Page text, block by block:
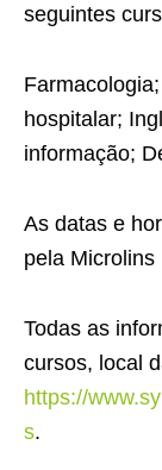
seguintes
hospitalar;
informação;
As datas e
pela
Todas as
cursos, local
https://
s.